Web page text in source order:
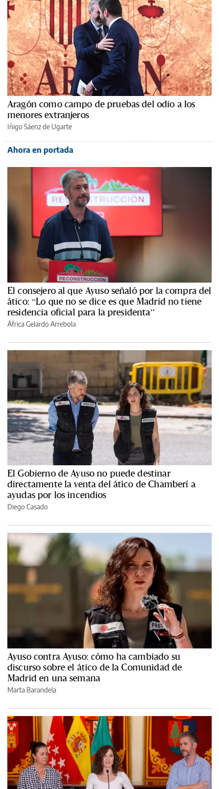
Aragón como campo de pruebas del odio a los
menores extranjeros
Iñigo Sáenz de Ugarte
Ahora en portada
El consejero al que Ayuso señaló por la compra del
ático: “Lo que no se dice es que Madrid no tiene
residencia oficial para la presidenta”
África Gelardo Arrebola
El Gobierno de Ayuso no puede destinar
directamente la venta del ático de Chamberí a
ayudas por los incendios
Diego Casado
Ayuso contra Ayuso: cómo ha cambiado su
discurso sobre el ático de la Comunidad de
Madrid en una semana
Marta Barandela